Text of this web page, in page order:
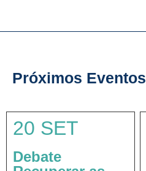
Próximos Eventos
20 SET
Debate